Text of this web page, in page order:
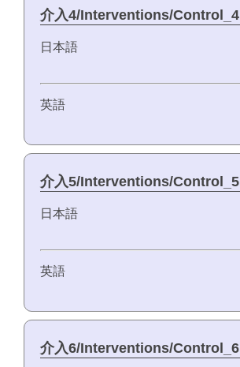
介入4/Interventions/Control_4
日本語
英語
介入5/Interventions/Control_5
日本語
英語
介入6/Interventions/Control_6